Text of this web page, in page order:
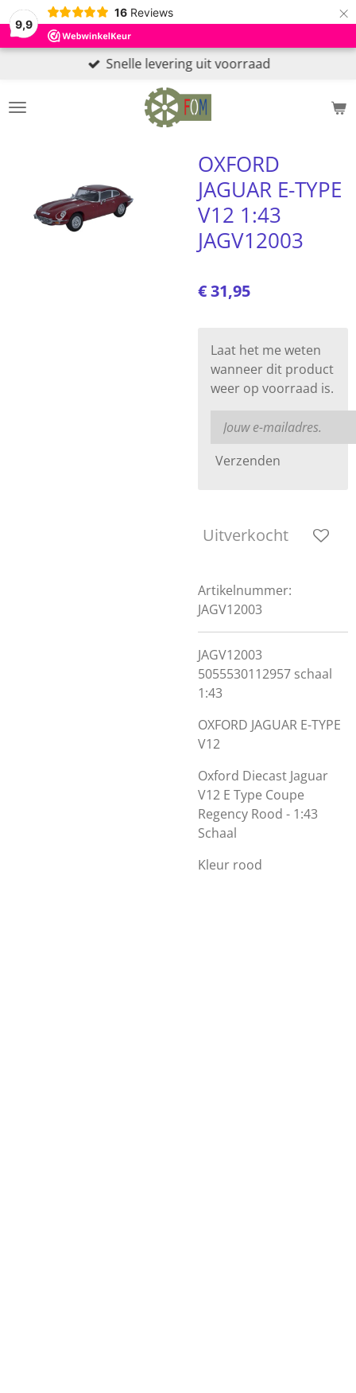
9,9
16 Reviews ×
Snelle levering uit voorraad
OXFORD
JAGUAR E-TYPE
V12 1:43
JAGV12003
€ 31,95
Laat het me weten
wanneer dit product
weer op voorraad is.
Verzenden
Uitverkocht
Artikelnummer:
JAGV12003
JAGV12003
5055530112957 schaal
1:43
OXFORD JAGUAR E-TYPE
V12
Oxford Diecast Jaguar
V12 E Type Coupe
Regency Rood - 1:43
Schaal
Kleur rood